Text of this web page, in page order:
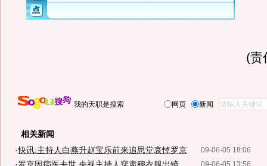
(责
我的天职是搜索 网页 新闻
相关新闻
09-06-05 18:06
·快讯:主持人白燕升赵宝乐前来追思堂哀悼罗京
09-06-05 13:56